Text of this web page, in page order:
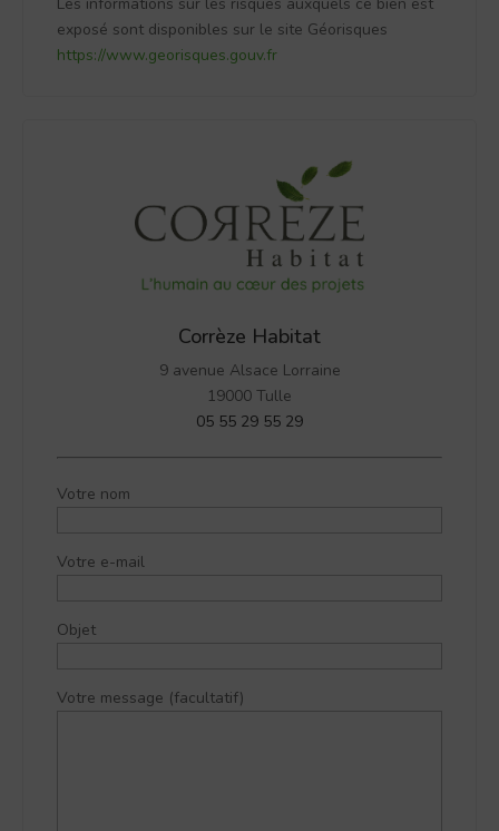
exposé sont disponibles sur le site Géorisques
https://www.georisques.gouv.fr
Corrèze Habitat
9 avenue Alsace Lorraine
19000 Tulle
05 55 29 55 29
Votre nom
Votre e-mail
Objet
Votre message (facultatif)